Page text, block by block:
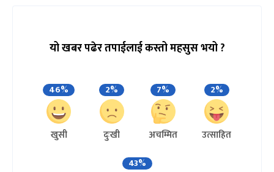
यो खबर पढेर तपाईलाई कस्तो महसुस भयो ?
46%
खुसी
2%
दुःखी
7%
अचम्मित
2%
उत्साहित
43%